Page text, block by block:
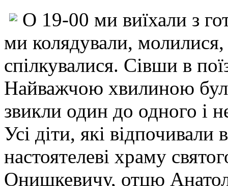
О 19-00 ми виїхали з
ми колядували, молилися,
спілкувалися. Сівши в
Найважчою хвилиною
звикли один до одного і
Усі діти, які
настоятелеві храму
Онишкевичу, отцю